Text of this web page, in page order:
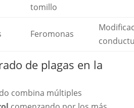
tomillo
Feromonas
de plagas en la
combina múltiples